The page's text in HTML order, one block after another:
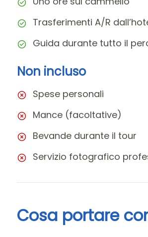
Trasferimenti A/R
Guida durante tutto il
Non incluso
Spese personali
Mance (facoltative)
Bevande durante il tour
Servizio fotografico
Cosa portare